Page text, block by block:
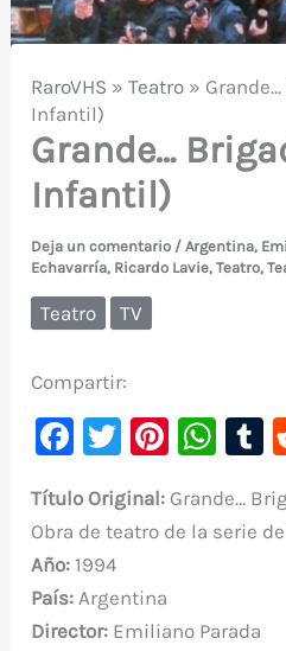
RaroVHS »Teatro »
Infantil)
Grande…
Infantil)
Deja un comentario /Argentina,
Echavarría, Ricardo Lavie,Teatro,
Teatro TV
Compartir:
F
c
e
b
o
T
it
te
r
Pi
er
e
W
at
s
p
T
Título Original: Grande…
Obra de teatro de la serie de
Año: 1994
País: Argentina
Director: Emiliano Parada